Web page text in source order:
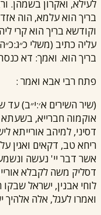
לעילא, ואקרון בשמהן. ו
בריך הוא עלמא, הוה
וקודשא בריך הוא קרי
עליה כתיב (משלי
בריך הוא. ואמך: דא
פתח רבי אבא ואמר :
(שיר השירים א׳:י״ב) עד
אוקמוה חברייא,
דסיני, למיהב אורייתא
ריחא טב, דקאים ואגין
אשר דבר יי' נעשה
דסליק משה לקבלא
לוחי אבנין, ישראל
ואמרו לעגל, אלה אלהיך